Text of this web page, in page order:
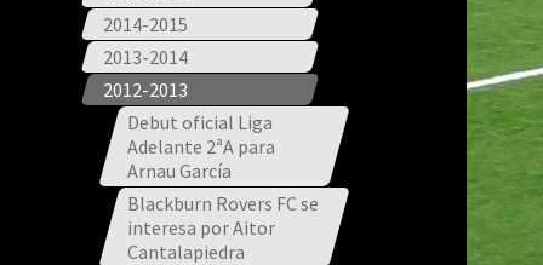
2014-2015
2013-2014
2012-2013
Debut oficial Liga
Adelante 2ªA para
Arnau García
Blackburn Rovers FC se
interesa por Aitor
Cantalapiedra